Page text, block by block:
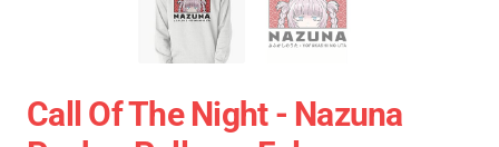
Call Of The Night - Nazuna